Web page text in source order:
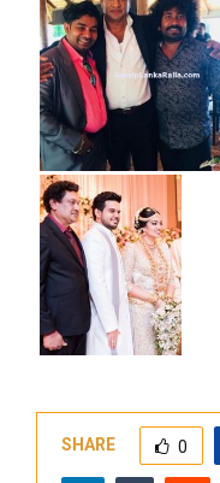
SHARE 0